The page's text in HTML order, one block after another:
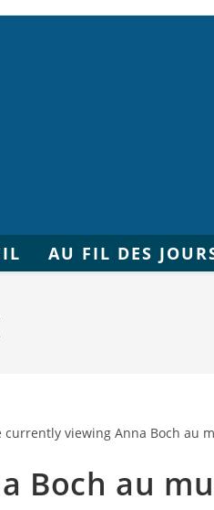
AU FIL DES
Boch au